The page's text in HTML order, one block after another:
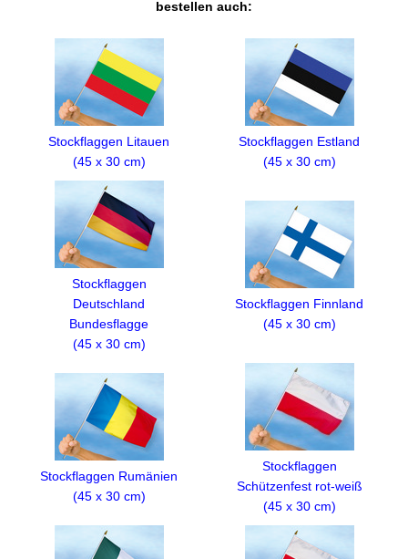
bestellen auch:
Stockflaggen Litauen
(45 x 30 cm)
Stockflaggen Estland
(45 x 30 cm)
Stockflaggen
Deutschland
Bundesflagge
(45 x 30 cm)
Stockflaggen Finnland
(45 x 30 cm)
Stockflaggen Rumänien
(45 x 30 cm)
Stockflaggen
Schützenfest rot-weiß
(45 x 30 cm)